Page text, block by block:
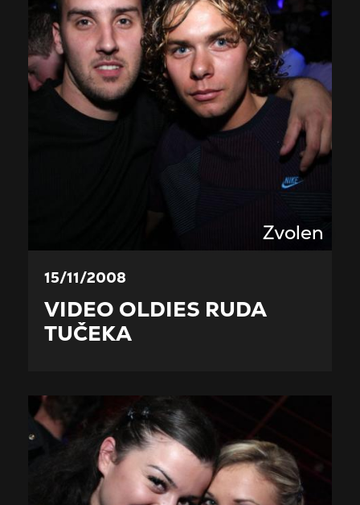
Zvolen
15/11/2008
VIDEO OLDIES RUDA
TUČEKA